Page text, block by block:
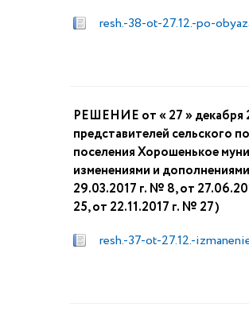
resh.-38-ot-27.12.-po-
РЕШЕНИЕ от « 27 » декабря
представителей сельского
поселения Хорошенькое
изменениями и
29.03.2017 г. № 8, от
25, от 22.11.2017 г. № 27)
resh.-37-ot-27.12.-